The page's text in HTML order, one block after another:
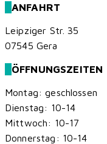
ANFAHRT
Leipziger Str. 35
07545 Gera
ÖFFNUNGSZEITEN
Montag: geschlossen
Dienstag: 10-14
Mittwoch: 10-17
Donnerstag: 10-14